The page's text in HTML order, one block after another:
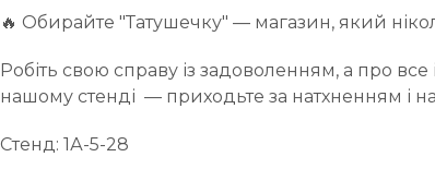
🔥 Обирайте "Татушечку" — магазин, який
Робіть свою справу із задоволенням, а про
нашому стенді — приходьте за натхненням і
Стенд: 1А-5-28